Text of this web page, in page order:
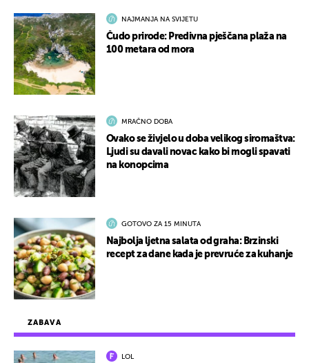
ZABAVA
LOL
NAJMANJA NA SVIJETU
Čudo prirode: Predivna pješčana plaža na
100 metara od mora
MRAČNO DOBA
Ovako se živjelo u doba velikog siromaštva:
Ljudi su davali novac kako bi mogli spavati
na konopcima
GOTOVO ZA 15 MINUTA
Najbolja ljetna salata od graha: Brzinski
recept za dane kada je prevruće za kuhanje